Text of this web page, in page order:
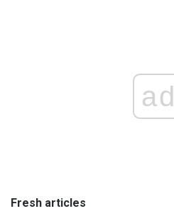
ad
Fresh articles